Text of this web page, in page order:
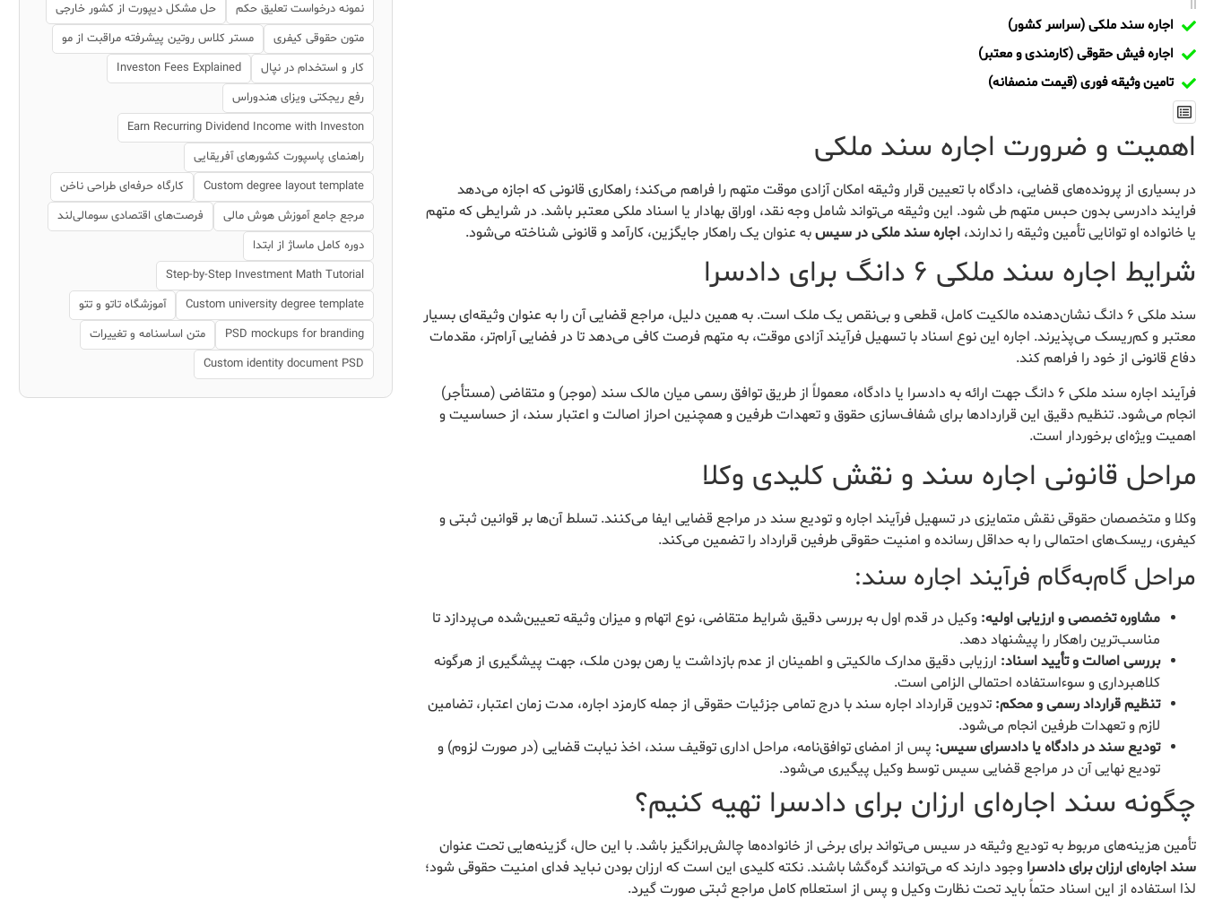
اجاره سند ملکی (سراسر کشور)
اجاره فیش حقوقی (کارمندی و معتبر)
تامین وثیقه فوری (قیمت منصفانه)
اهمیت و ضرورت اجاره سند ملکی
در بسیاری از پرونده‌های قضایی، دادگاه با تعیین قرار وثیقه امکان آزادی موقت متهم را فراهم می‌کند؛ راهکاری قانونی که اجازه می‌دهد
فرایند دادرسی بدون حبس متهم طی شود. این وثیقه می‌تواند شامل وجه نقد، اوراق بهادار یا اسناد ملکی معتبر باشد. در شرایطی که متهم
یا خانواده او توانایی تأمین وثیقه را ندارند، اجاره سند ملکی در سیسبه عنوان یک راهکار جایگزین، کارآمد و قانونی شناخته می‌شود.
شرایط اجاره سند ملکی ۶ دانگ برای دادسرا
سند ملکی ۶ دانگ نشان‌دهنده مالکیت کامل، قطعی و بی‌نقص یک ملک است. به همین دلیل، مراجع قضایی آن را به عنوان وثیقه‌ای بسیار
معتبر و کم‌ریسک می‌پذیرند. اجاره این نوع اسناد با تسهیل فرآیند آزادی موقت، به متهم فرصت کافی می‌دهد تا در فضایی آرام‌تر، مقدمات
دفاع قانونی از خود را فراهم کند.
فرآیند اجاره سند ملکی ۶ دانگ جهت ارائه به دادسرا یا دادگاه، معمولاً از طریق توافق رسمی میان مالک سند (موجر) و متقاضی (مستأجر)
انجام می‌شود. تنظیم دقیق این قراردادها برای شفاف‌سازی حقوق و تعهدات طرفین و همچنین احراز اصالت و اعتبار سند، از حساسیت و
اهمیت ویژه‌ای برخوردار است.
مراحل قانونی اجاره سند و نقش کلیدی وکلا
وکلا و متخصصان حقوقی نقش متمایزی در تسهیل فرآیند اجاره و تودیع سند در مراجع قضایی ایفا می‌کنند. تسلط آن‌ها بر قوانین ثبتی و
کیفری، ریسک‌های احتمالی را به حداقل رسانده و امنیت حقوقی طرفین قرارداد را تضمین می‌کند.
مراحل گام‌به‌گام فرآیند اجاره سند:
مشاوره تخصصی و ارزیابی اولیه: وکیل در قدم اول به بررسی دقیق شرایط متقاضی، نوع اتهام و میزان وثیقه تعیین‌شده می‌پردازد تا
مناسب‌ترین راهکار را پیشنهاد دهد.
بررسی اصالت و تأیید اسناد: ارزیابی دقیق مدارک مالکیتی و اطمینان از عدم بازداشت یا رهن بودن ملک، جهت پیشگیری از هرگونه
کلاهبرداری و سوءاستفاده احتمالی الزامی است.
تنظیم قرارداد رسمی و محکم: تدوین قرارداد اجاره سند با درج تمامی جزئیات حقوقی از جمله کارمزد اجاره، مدت زمان اعتبار، تضامین
لازم و تعهدات طرفین انجام می‌شود.
تودیع سند در دادگاه یا دادسرای سیس: پس از امضای توافق‌نامه، مراحل اداری توقیف سند، اخذ نیابت قضایی (در صورت لزوم) و
تودیع نهایی آن در مراجع قضایی سیس توسط وکیل پیگیری می‌شود.
چگونه سند اجاره‌ای ارزان برای دادسرا تهیه کنیم؟
تأمین هزینه‌های مربوط به تودیع وثیقه در سیس می‌تواند برای برخی از خانواده‌ها چالش‌برانگیز باشد. با این حال، گزینه‌هایی تحت عنوان
سند اجاره‌ای ارزان برای دادسرا وجود دارند که می‌توانند گره‌گشا باشند. نکته کلیدی این است که ارزان بودن نباید فدای امنیت حقوقی شود؛
لذا استفاده از این اسناد حتماً باید تحت نظارت وکیل و پس از استعلام کامل مراجع ثبتی صورت گیرد.
نمونه درخواست تعلیق حکم
حل مشکل دیپورت از کشور خارجی
متون حقوقی کیفری
مستر کلاس روتین پیشرفته مراقبت از مو
کار و استخدام در نپال
Investon Fees Explained
رفع ریجکتی ویزای هندوراس
Earn Recurring Dividend Income with Investon
راهنمای پاسپورت کشورهای آفریقایی
Custom degree layout template
کارگاه حرفه‌ای طراحی ناخن
مرجع جامع آموزش هوش مالی
فرصت‌های اقتصادی سومالی‌لند
دوره کامل ماساژ از ابتدا
Step-by-Step Investment Math Tutorial
Custom university degree template
آموزشگاه تاتو و تتو
PSD mockups for branding
متن اساسنامه و تغییرات
Custom identity document PSD